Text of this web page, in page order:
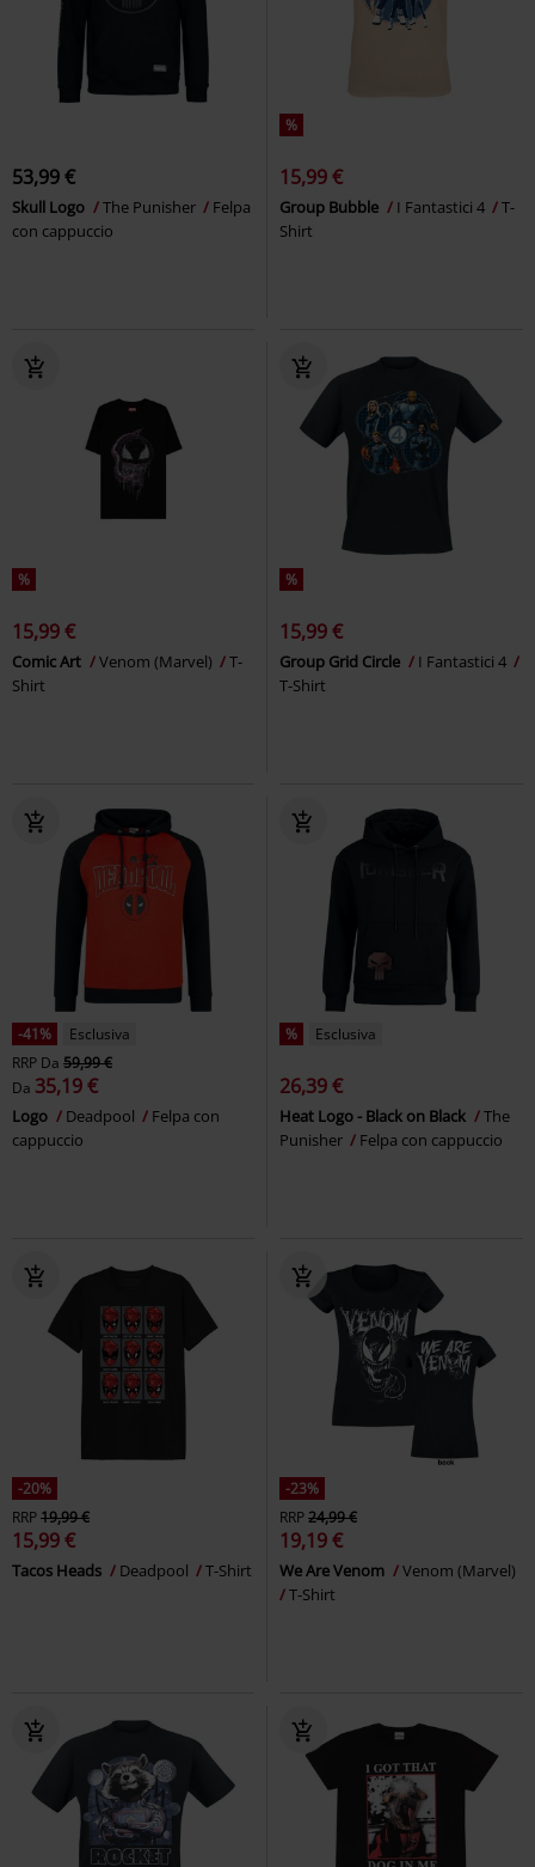
53,99 €
Skull Logo The Punisher
Felpa
con cappuccio
%
15,99 €
Group Bubble I Fantastici 4
T-
Shirt
%
15,99 €
Comic Art Venom (Marvel)
T-
Shirt
%
15,99 €
Group Grid Circle
I Fantastici 4
T-Shirt
-41%
Esclusiva
RRP Da 59,99 €
Da 35,19 €
Logo Deadpool
Felpa con
cappuccio
% Esclusiva
26,39 €
Heat Logo - Black on Black
The
Punisher
Felpa con cappuccio
-20%
RRP19,99 €
15,99 €
Tacos Heads Deadpool T-Shirt
-23%
RRP24,99 €
19,19 €
We Are Venom
Venom (Marvel)
T-Shirt